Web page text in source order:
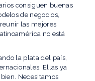
consiguen buenas
de negocios,
las mejores
no está
la plata del país,
Ellas ya
Necesitamos